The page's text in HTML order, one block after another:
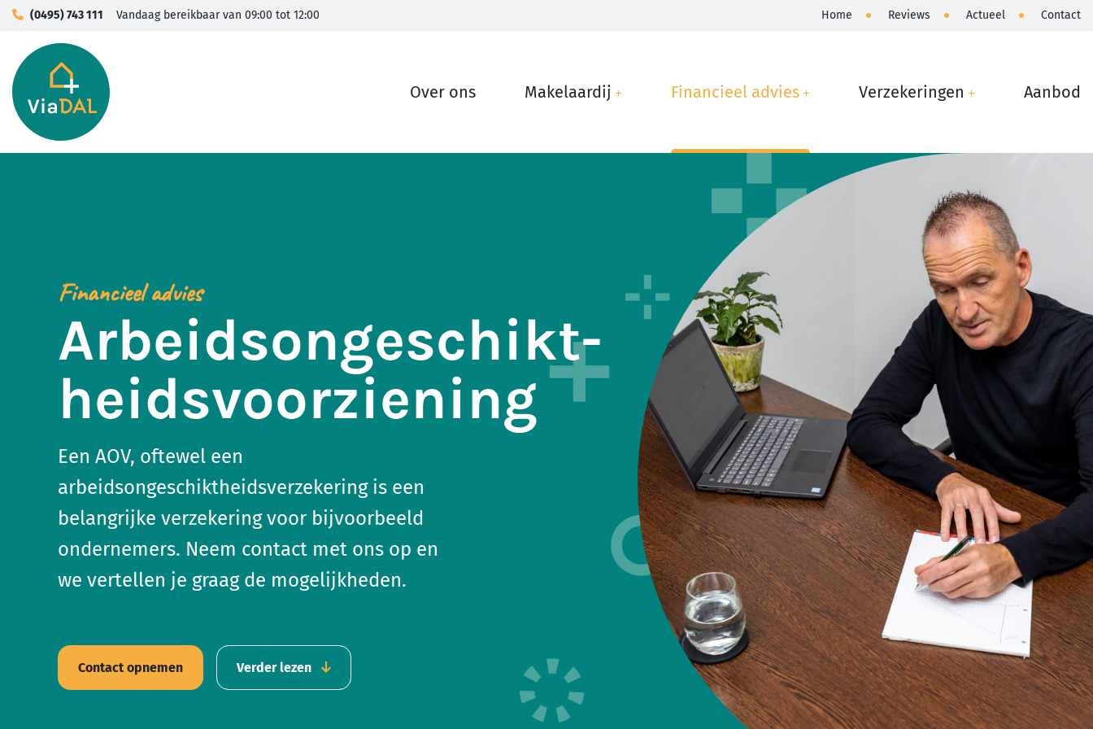
(0495) 743 111 Vandaag bereikbaar van 09:00 tot 12:00 Home Reviews Actueel Contact
Over ons Makelaardij Financieel advies Verzekeringen Aanbod
Financieel advies
Arbeidsongeschikt-
heidsvoorziening
Een AOV, oftewel een
arbeidsongeschiktheidsverzekering is een
belangrijke verzekering voor bijvoorbeeld
ondernemers. Neem contact met ons op en
we vertellen je graag de mogelijkheden.
Contact opnemen Verder lezen